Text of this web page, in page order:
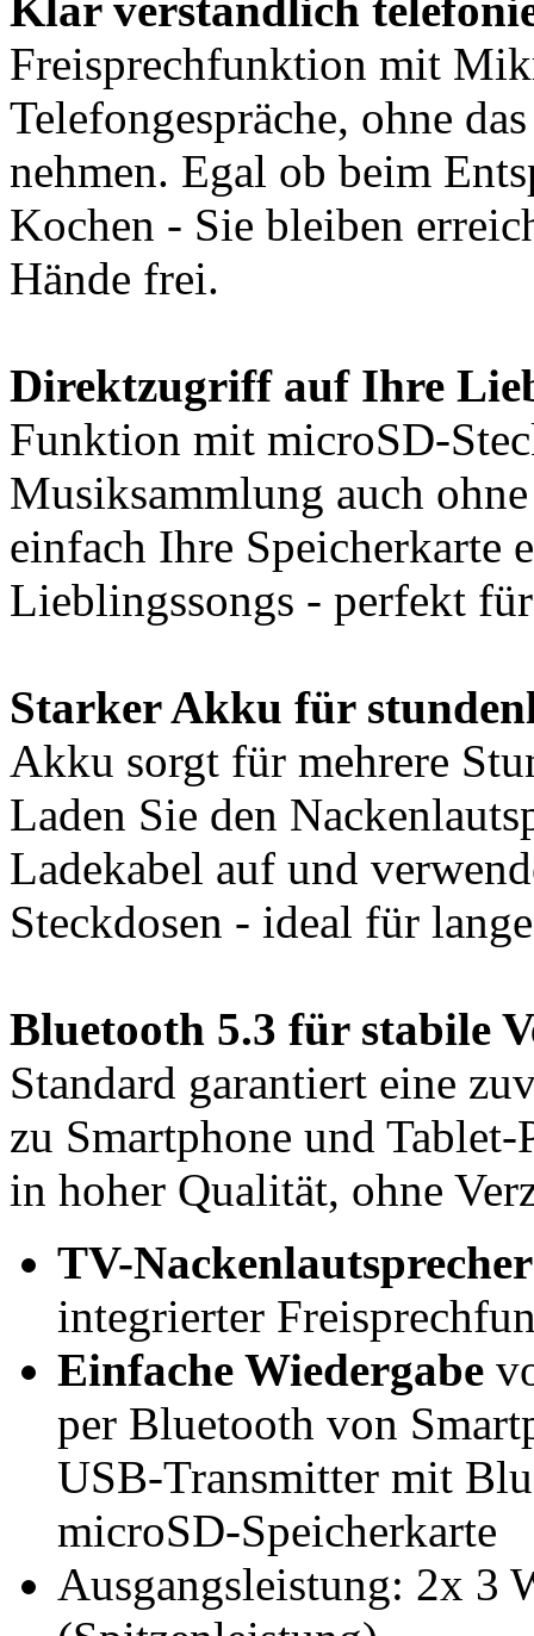
Freisprechfunktion mit
Telefongespräche, ohne
nehmen. Egal ob beim
Kochen - Sie bleiben
Hände frei.
Direktzugriff auf Ihre
Funktion mit microSD-
Musiksammlung auch
einfach Ihre Speicherkarte
Lieblingssongs - perfekt
Starker Akku für
Akku sorgt für mehrere
Laden Sie den
Ladekabel auf und
Steckdosen - ideal für
Bluetooth 5.3 für stabile
Standard garantiert eine
zu Smartphone und
in hoher Qualität, ohne
TV-Nackenlautsprecher
integrierter
Einfache Wiedergabe
per Bluetooth von
USB-Transmitter mit
microSD-Speicherkarte
Ausgangsleistung: 2x 3